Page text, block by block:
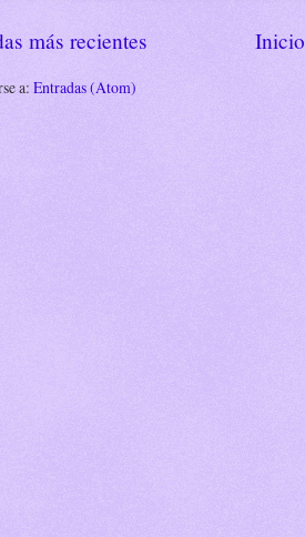
más recientes Inicio
a: Entradas (Atom)